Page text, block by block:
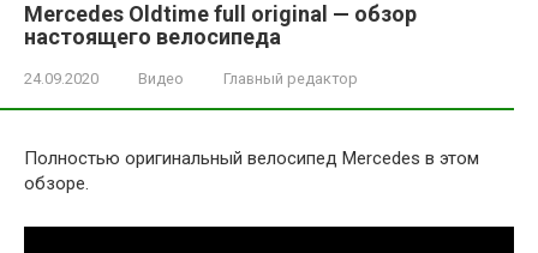
Mercedes Oldtime full original — обзор
настоящего велосипеда
24.09.2020 Видео Главный редактор
Полностью оригинальный велосипед Mercedes в этом
обзоре.